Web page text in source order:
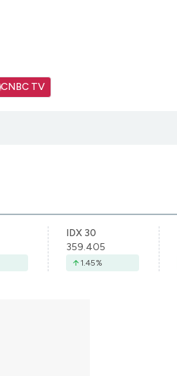
CNBC TV
IDX 30
359.405
1.45%